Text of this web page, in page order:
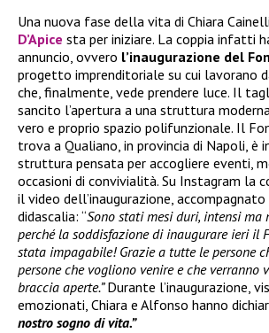
Una nuova fase della vita di Chiara
D’Apice sta per iniziare. La coppia infatti
annuncio, ovvero l’inaugurazione del
progetto imprenditoriale su cui lavorano
che, finalmente, vede prendere luce. Il
sancito l’apertura a una struttura
vero e proprio spazio polifunzionale. Il
trova a Qualiano, in provincia di Napoli, è
struttura pensata per accogliere eventi,
occasioni di convivialità. Su Instagram la
il video dell’inaugurazione,
didascalia: “Sono stati mesi duri, intensi ma
perché la soddisfazione di inaugurare ieri il
stata impagabile! Grazie a tutte le persone
persone che vogliono venire e che verranno
braccia aperte.”Durante l’inaugurazione,
emozionati, Chiara e Alfonso hanno
nostro sogno di vita.”